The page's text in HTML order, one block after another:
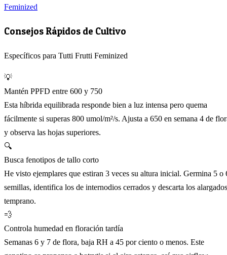
Feminized
Consejos Rápidos de Cultivo
Específicos para Tutti Frutti Feminized
💡
Mantén PPFD entre 600 y 750
Esta híbrida equilibrada responde bien a luz intensa pero quema
fácilmente si superas 800 umol/m²/s. Ajusta a 650 en semana 4 de
y observa las hojas superiores.
🔍
Busca fenotipos de tallo corto
He visto ejemplares que estiran 3 veces su altura inicial. Germina 5 o
semillas, identifica los de internodios cerrados y descarta los alargados
temprano.
💨
Controla humedad en floración tardía
Semanas 6 y 7 de flora, baja RH a 45 por ciento o menos. Este